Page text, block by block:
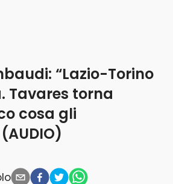
“Lazio-Torino
Tavares torna
cosa gli